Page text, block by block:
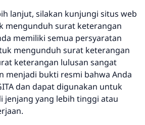
lanjut, silakan kunjungi situs web
mengunduh surat keterangan
memiliki semua persyaratan
mengunduh surat keterangan
keterangan lulusan sangat
menjadi bukti resmi bahwa Anda
dan dapat digunakan untuk
jenjang yang lebih tinggi atau